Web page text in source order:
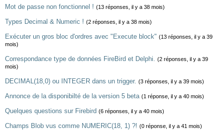
Mot de passe non fonctionnel ! (13 réponses, il y a 38 mois)
Types Decimal & Numeric ! (2 réponses, il y a 38 mois)
Exécuter un gros bloc d'ordres avec "Execute block" (13 réponses, il y a 39
mois)
Correspondance type de données FireBird et Delphi. (2 réponses, il y a 39
mois)
DECIMAL(18,0) ou INTEGER dans un trigger. (3 réponses, il y a 39 mois)
Annonce de la disponibilté de la version 5 beta (1 réponse, il y a 40 mois)
Quelques questions sur Firebird (6 réponses, il y a 40 mois)
Champs Blob vus comme NUMERIC(18, 1) ?! (0 réponse, il y a 41 mois)